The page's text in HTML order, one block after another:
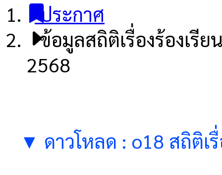
ประกาศ
ข้อมูลสถิติเรื่องร้องเ
2568
▼ ดาวโหลด : o18 สถิติเ